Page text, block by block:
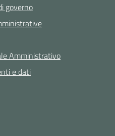
governo
Amministrativo
e dati